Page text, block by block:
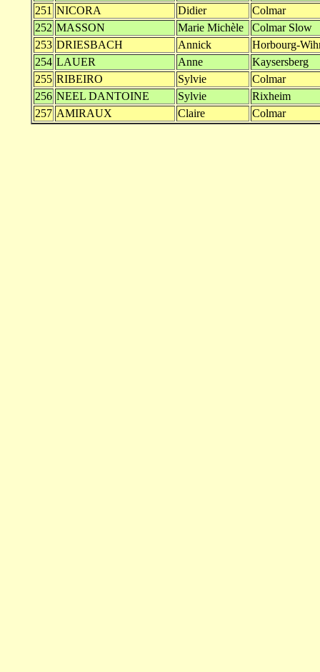
251 NICORA Didier
Colmar
252 MASSON Marie Michèle
Colmar Slow
253 DRIESBACH Annick
Horbourg-
254 LAUER Anne
Kaysersberg
255 RIBEIRO Sylvie
Colmar
256 NEEL DANTOINE Sylvie
Rixheim
257 AMIRAUX Claire Colmar